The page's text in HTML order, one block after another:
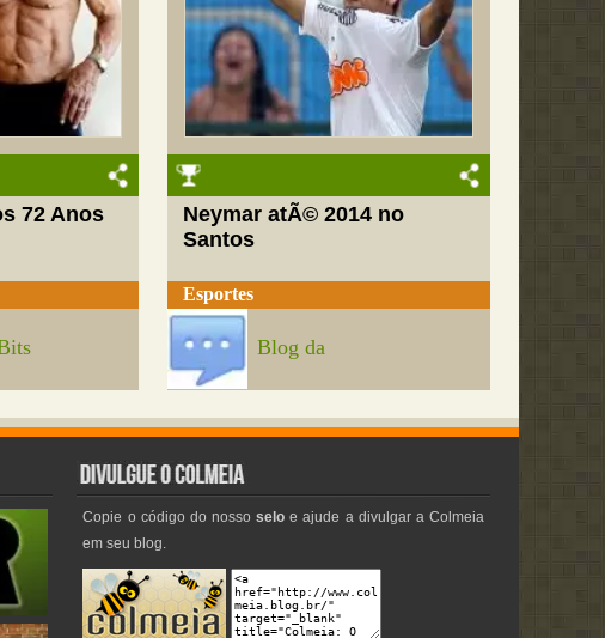
72 Anos
Neymar atÃ© 2014 no
Santos
Esportes
Blog da
Copie o código do nossoselo e ajude a divulgar a Colmeia
em seu blog.